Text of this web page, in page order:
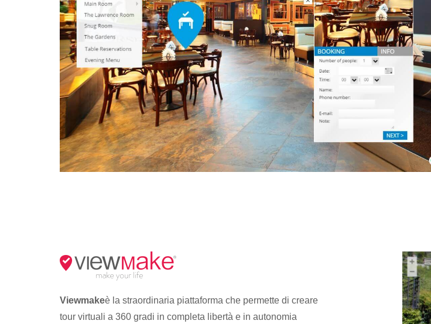
Viewmakeè la straordinaria piattaforma che permette di creare
tour virtuali a 360 gradi in completa libertà e in autonomia